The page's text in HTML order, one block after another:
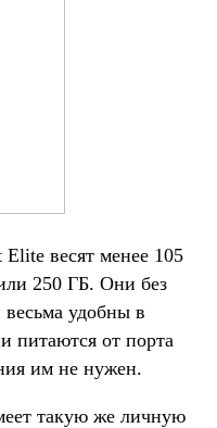
весят менее 105
250 ГБ. Они без
удобны в
питаются от порта
им не нужен.
такую же личную